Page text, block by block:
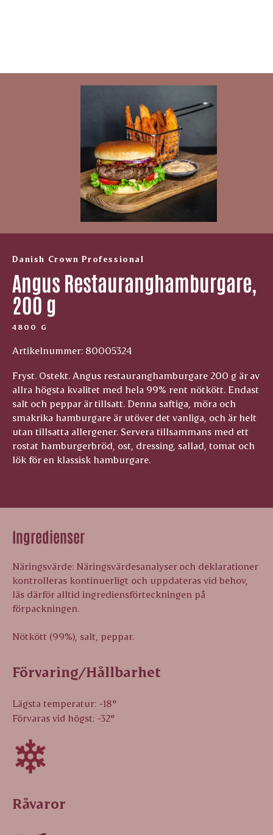
Danish Crown Professional
Angus Restauranghamburgare,
200 g
4800 G
Artikelnummer: 80005324
Fryst. Ostekt. Angus restauranghamburgare 200 g är av
allra högsta kvalitet med hela 99% rent nötkött. Endast
salt och peppar är tillsatt. Denna saftiga, möra och
smakrika hamburgare är utöver det vanliga, och är helt
utan tillsatta allergener. Servera tillsammans med ett
rostat hamburgerbröd, ost, dressing, sallad, tomat och
lök för en klassisk hamburgare.
Ingredienser
Näringsvärde: Näringsvärdesanalyser och deklarationer
kontrolleras kontinuerligt och uppdateras vid behov,
läs därför alltid ingrediensförteckningen på
förpackningen.
Nötkött (99%), salt, peppar.
Förvaring/Hållbarhet
Lägsta temperatur: -18°
Förvaras vid högst: -32°
Råvaror